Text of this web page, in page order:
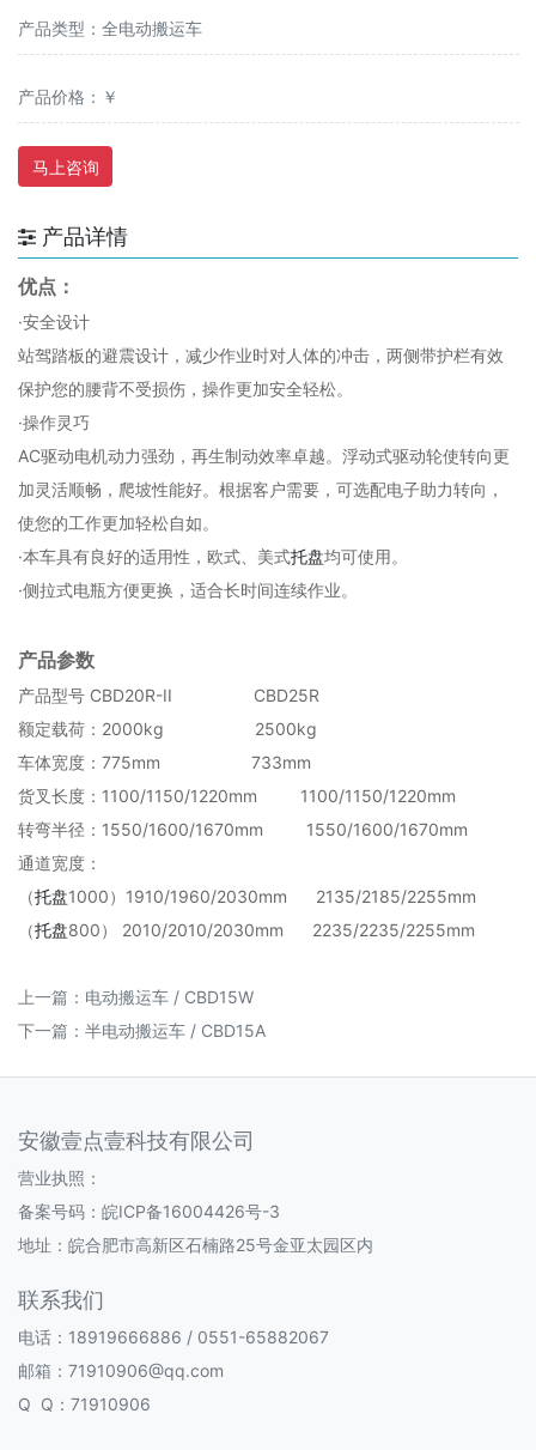
产品类型：全电动搬运车
产品价格：￥
马上咨询
产品详情
优点：
·安全设计
站驾踏板的避震设计，减少作业时对人体的冲击，两侧带护栏有效
保护您的腰背不受损伤，操作更加安全轻松。
·操作灵巧
AC驱动电机动力强劲，再生制动效率卓越。浮动式驱动轮使转向更
加灵活顺畅，爬坡性能好。根据客户需要，可选配电子助力转向，
使您的工作更加轻松自如。
·本车具有良好的适用性，欧式、美式托盘均可使用。
·侧拉式电瓶方便更换，适合长时间连续作业。
产品参数
产品型号 CBD20R-II CBD25R
额定载荷：2000kg 2500kg
车体宽度：775mm 733mm
货叉长度：1100/1150/1220mm 1100/1150/1220mm
转弯半径：1550/1600/1670mm 1550/1600/1670mm
通道宽度：
（托盘1000）1910/1960/2030mm 2135/2185/2255mm
（托盘800） 2010/2010/2030mm 2235/2235/2255mm
上一篇： 电动搬运车 / CBD15W
下一篇： 半电动搬运车 / CBD15A
安徽壹点壹科技有限公司
营业执照：
备案号码： 皖ICP备16004426号-3
地址：皖合肥市高新区石楠路25号金亚太园区内
联系我们
电话：18919666886 / 0551-65882067
邮箱：71910906@qq.com
Q Q：71910906